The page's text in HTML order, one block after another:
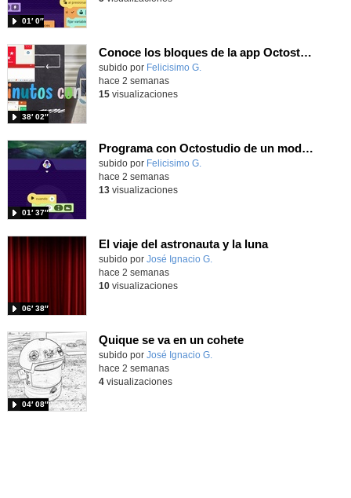
01′ 0″
Conoce los bloques de la app Octostudio, gratuito, offline y para tu tablet y móvil - Contenido educativo
Contenido educativo.
subido por Felicisimo G.
38′ 02″
hace 2 semanas
15visualizaciones
Programa con Octostudio de un modo sencillo, offline y gratuito
Contenido educativo.
subido por Felicisimo G.
01′ 37″
hace 2 semanas
13visualizaciones
El viaje del astronauta y la luna
Contenido educativo.
subido por José Ignacio G.
06′ 38″
hace 2 semanas
10visualizaciones
Quique se va en un cohete
Contenido educativo.
subido por José Ignacio G.
04′ 08″
hace 2 semanas
4visualizaciones